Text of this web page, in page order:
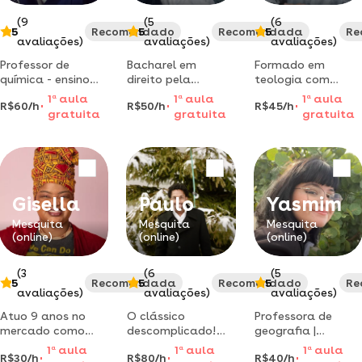
5
(9
avaliações)
Recomendado
Professor de
química - ensino
fundamental ii e
ensino médio -
mesquita, nilópolis
preferencialmente.
R$60/h
1 aaula
gratuita
5
(5
avaliações)
Recomendada
Bacharel em
direito pela
universidade
uniabeu,rj.
formada no fim do
R$50/h
1 a aula
gratuita
5
(6
avaliações)
Formado em
teologia com
algumas
especializações no
campo teológico,
ministério ágape
church nilópolis,
escritor com seis
livros publicados.
R$45/h
1 aaula
gratuita
Gisella
Mesquita
(online)
5
(3
avaliações)
Recomendada
Atuo 9 anos no
mercado como
professora de
R$30/h
1 aaula
Paulo
Mesquita
(online)
5
(6
avaliações)
Recomendado
O clássico
descomplicado!
professor de inglês
R$80/h
1 a aula
Yasmim
Mesquita
(online)
5
(5
avaliações)
Professora de
geografia |
licenciada e
R$40/h
1 aaula